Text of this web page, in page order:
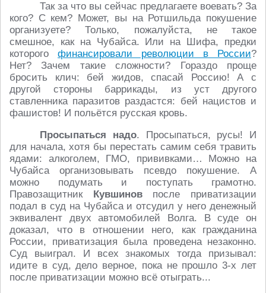
Так за что вы сейчас предлагаете воевать? За
кого? С кем? Может, вы на Ротшильда покушение
организуете? Только, пожалуйста, не такое
смешное, как на Чубайса. Или на Шифа, предки
которого финансировали революции в России?
Нет? Зачем такие сложности? Гораздо проще
бросить клич: бей жидов, спасай Россию! А с
другой стороны баррикады, из уст другого
ставленника паразитов раздастся: бей нацистов и
фашистов! И польётся русская кровь.
Просыпаться надо. Просыпаться, русы! И
для начала, хотя бы перестать самим себя травить
ядами: алкоголем, ГМО, прививками… Можно на
Чубайса организовывать псевдо покушение. А
можно подумать и поступать грамотно.
Правозащитник Кувшиновпосле приватизации
подал в суд на Чубайса и отсудил у него денежный
эквивалент двух автомобилей Волга. В суде он
доказал, что в отношении него, как гражданина
России, приватизация была проведена незаконно.
Суд выиграл. И всех знакомых тогда призывал:
идите в суд, дело верное, пока не прошло 3-х лет
после приватизации можно всё отыграть...